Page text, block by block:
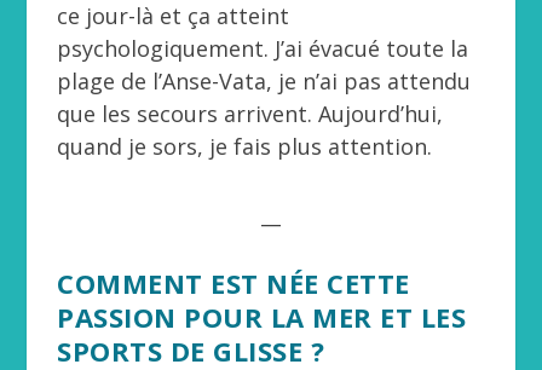
ce jour-là et ça atteint
psychologiquement. J’ai évacué toute la
plage de l’Anse-Vata, je n’ai pas attendu
que les secours arrivent. Aujourd’hui,
quand je sors, je fais plus attention.
COMMENT EST NÉE CETTE
PASSION POUR LA MER ET LES
SPORTS DE GLISSE ?